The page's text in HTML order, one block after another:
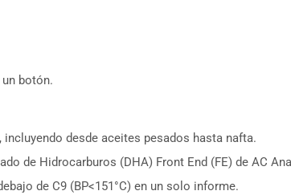
botón.
desde aceites pesados hasta nafta.
de Hidrocarburos (DHA) Front End (FE) de AC
de C9 (BP<151°C) en un solo informe.